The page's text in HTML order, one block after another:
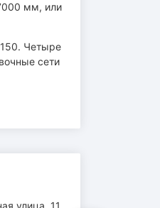
мм, или
Четыре
сети
улица, 11